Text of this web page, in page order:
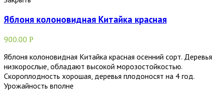
Яблоня колоновидная Китайка красная
900.00 Р
Яблоня колоновидная Китайка красная осенний сорт. Деревья
низкорослые, обладают высокой морозостойкостью.
Скороплодность хорошая, деревья плодоносят на 4 год.
Урожайность вполне